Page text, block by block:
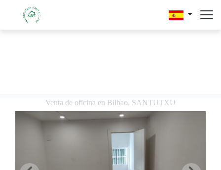
Venta de oficina en Bilbao, SANTUTXU